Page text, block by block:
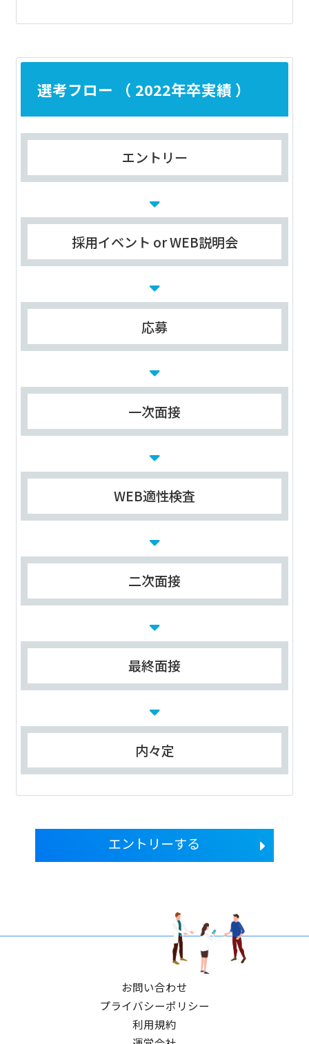
選考フロー （ 2022年卒実績 ）
エントリー
採用イベント or WEB説明会
応募
一次面接
WEB適性検査
二次面接
最終面接
内々定
エントリーする
お問い合わせ
プライバシーポリシー
利用規約